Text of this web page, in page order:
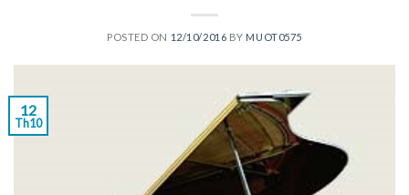
POSTED ON 12/10/2016 BY MUOT0575
12
Th10